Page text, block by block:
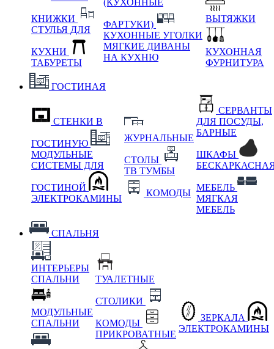
КНИЖКИ
СТУЛЬЯ ДЛЯ
КУХНИ
ТАБУРЕТЫ
(КУХОННЫЕ
ФАРТУКИ)
КУХОННЫЕ УГОЛКИ
МЯГКИЕ ДИВАНЫ
НА КУХНЮ
ВЫТЯЖКИ
КУХОННАЯ
ФУРНИТУРА
ГОСТИНАЯ
СТЕНКИ В
ГОСТИНУЮ
МОДУЛЬНЫЕ
СИСТЕМЫ ДЛЯ
ГОСТИНОЙ
ЭЛЕКТРОКАМИНЫ
ЖУРНАЛЬНЫЕ
СТОЛЫ
ТВ ТУМБЫ
КОМОДЫ
СЕРВАНТЫ
ДЛЯ ПОСУДЫ,
БАРНЫЕ
ШКАФЫ
МЕБЕЛЬ
МЯГКАЯ
МЕБЕЛЬ
СПАЛЬНЯ
ИНТЕРЬЕРЫ
СПАЛЬНИ
МОДУЛЬНЫЕ
СПАЛЬНИ
ТУАЛЕТНЫЕ
СТОЛИКИ
КОМОДЫ
ПРИКРОВАТНЫЕ
ЗЕРКАЛА
ЭЛЕКТРОКАМИНЫ